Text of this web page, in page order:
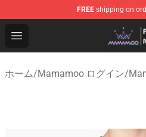
FREE shipping on
Open menu
Mamamoo Store - Official
ホーム/Mamamoo ログイン/